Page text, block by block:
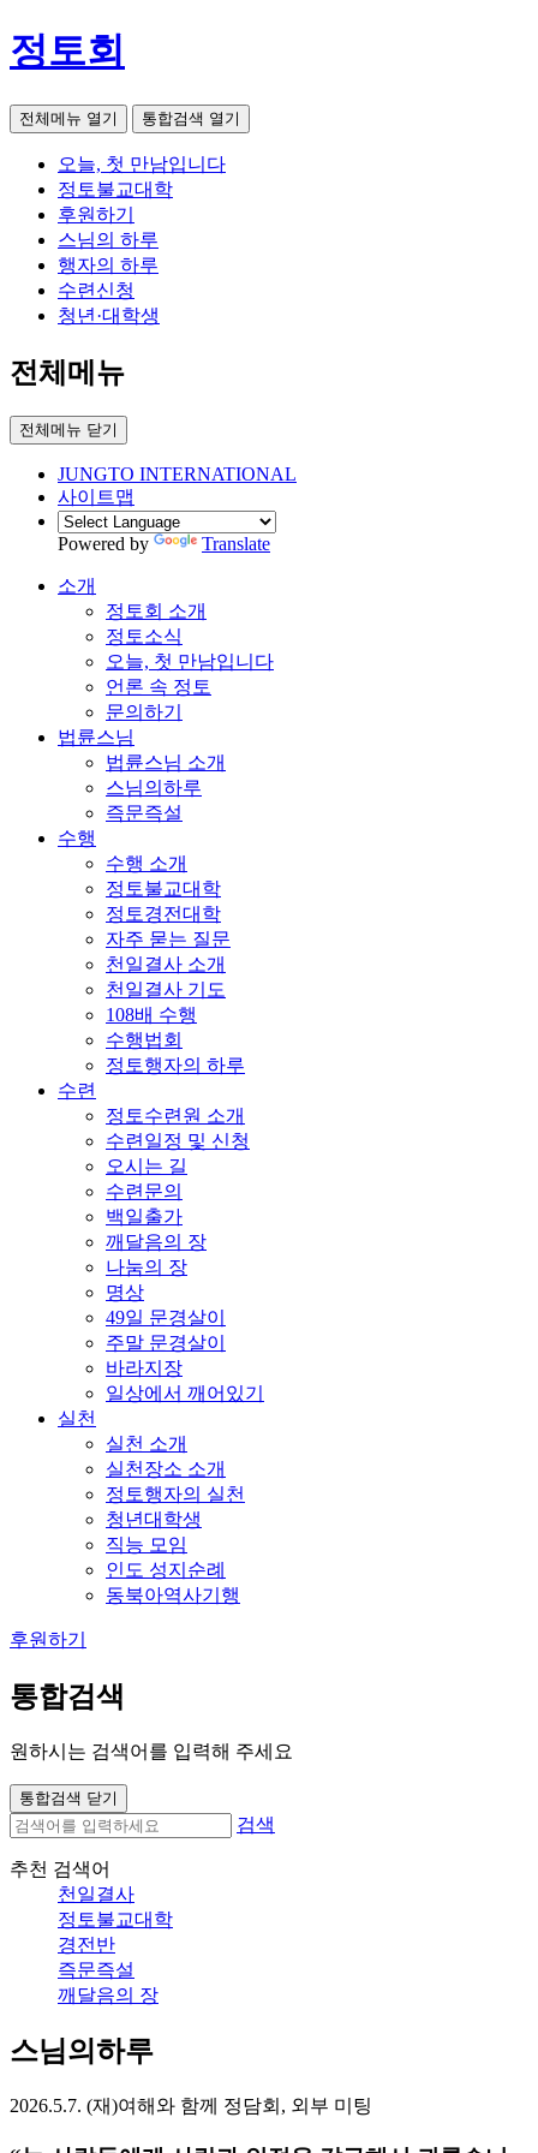
정토회
전체메뉴 열기 통합검색 열기
오늘, 첫 만남입니다
정토불교대학
후원하기
스님의 하루
행자의 하루
수련신청
청년·대학생
전체메뉴
전체메뉴 닫기
JUNGTO INTERNATIONAL
사이트맵
Powered by Translate
소개
정토회 소개
정토소식
오늘, 첫 만남입니다
언론 속 정토
문의하기
법륜스님
법륜스님 소개
스님의하루
즉문즉설
수행
수행 소개
정토불교대학
정토경전대학
자주 묻는 질문
천일결사 소개
천일결사 기도
108배 수행
수행법회
정토행자의 하루
수련
정토수련원 소개
수련일정 및 신청
오시는 길
수련문의
백일출가
깨달음의 장
나눔의 장
명상
49일 문경살이
주말 문경살이
바라지장
일상에서 깨어있기
실천
실천 소개
실천장소 소개
정토행자의 실천
청년대학생
직능 모임
인도 성지순례
동북아역사기행
후원하기
통합검색
원하시는 검색어를 입력해 주세요
통합검색 닫기
검색
추천 검색어
천일결사
정토불교대학
경전반
즉문즉설
깨달음의 장
스님의하루
2026.5.7. (재)여해와 함께 정담회, 외부 미팅